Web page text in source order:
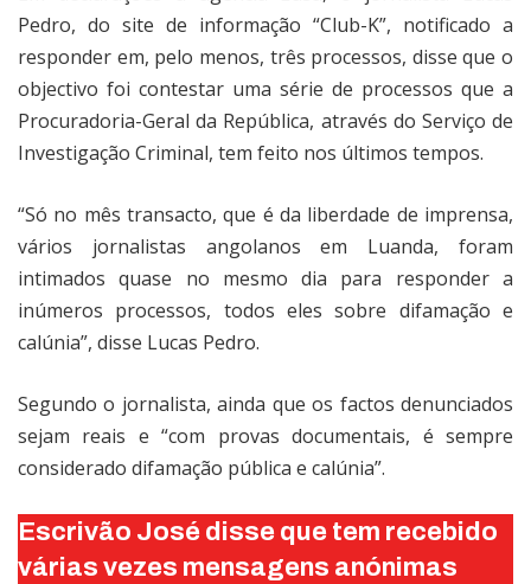
Pedro, do site de informação “Club-K”, notificado a
responder em, pelo menos, três processos, disse que o
objectivo foi contestar uma série de processos que a
Procuradoria-Geral da República, através do Serviço de
Investigação Criminal, tem feito nos últimos tempos.
“Só no mês transacto, que é da liberdade de imprensa,
vários jornalistas angolanos em Luanda, foram
intimados quase no mesmo dia para responder a
inúmeros processos, todos eles sobre difamação e
calúnia”, disse Lucas Pedro.
Segundo o jornalista, ainda que os factos denunciados
sejam reais e “com provas documentais, é sempre
considerado difamação pública e calúnia”.
Escrivão José disse que tem recebido
várias vezes mensagens anónimas